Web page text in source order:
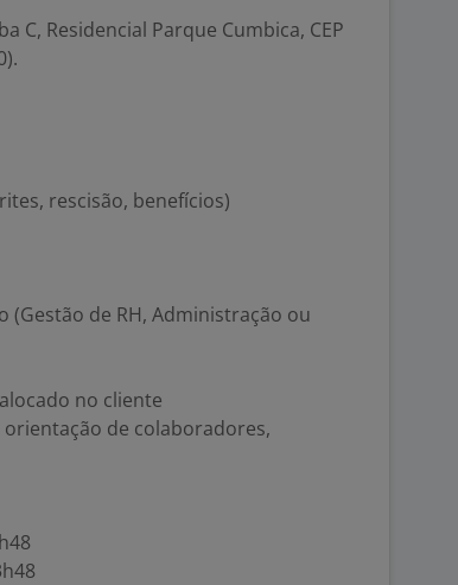
C, Residencial Parque Cumbica, CEP
rescisão, benefícios)
de RH, Administração ou
no cliente
de colaboradores,